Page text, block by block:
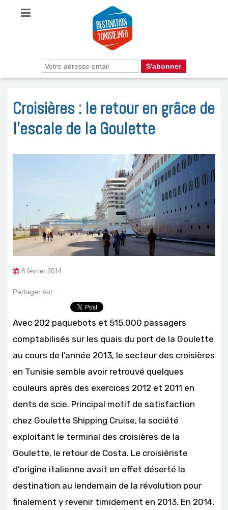
Croisières : le retour en grâce de
l’escale de la Goulette
8 février 2014
Partager sur :
Avec 202 paquebots et 515.000 passagers
comptabilisés sur les quais du port de la Goulette
au cours de l’année 2013, le secteur des croisières
en Tunisie semble avoir retrouvé quelques
couleurs après des exercices 2012 et 2011 en
dents de scie. Principal motif de satisfaction
chez Goulette Shipping Cruise, la société
exploitant le terminal des croisières de la
Goulette, le retour de Costa. Le croisiériste
d’origine italienne avait en effet déserté la
destination au lendemain de la révolution pour
finalement y revenir timidement en 2013. En 2014,